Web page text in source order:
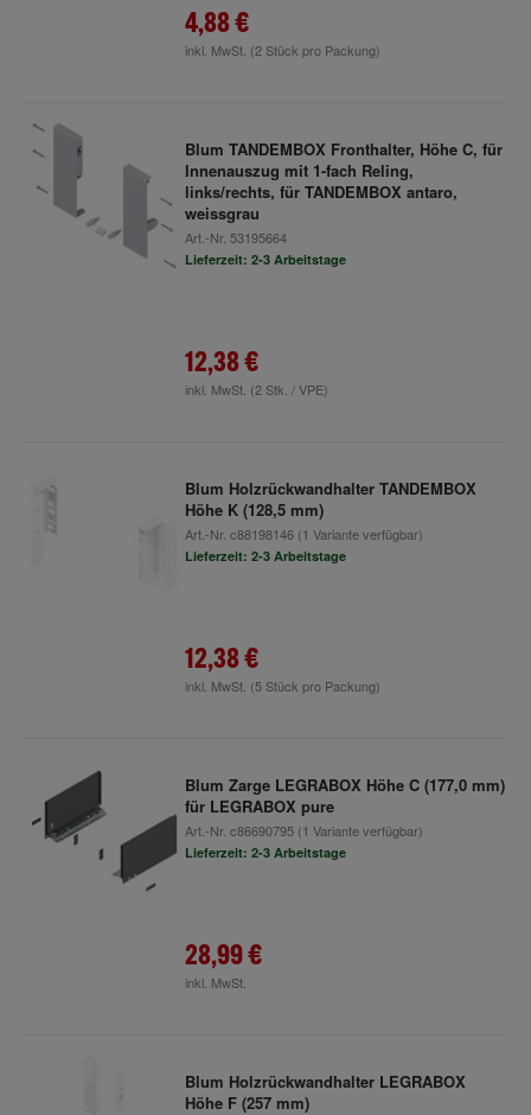
4,88 €
inkl. MwSt. (2 Stück pro Packung)
Blum TANDEMBOX Fronthalter, Höhe C, für
Innenauszug mit 1-fach Reling,
links/rechts, für TANDEMBOX antaro,
weissgrau
Art.-Nr. 53195664
Lieferzeit: 2-3 Arbeitstage
12,38 €
inkl. MwSt. (2 Stk. / VPE)
Blum Holzrückwandhalter TANDEMBOX
Höhe K (128,5 mm)
Art.-Nr. c88198146(1 Variante verfügbar)
Lieferzeit: 2-3 Arbeitstage
12,38 €
inkl. MwSt. (5 Stück pro Packung)
Blum Zarge LEGRABOX Höhe C (177,0 mm)
für LEGRABOX pure
Art.-Nr. c86690795(1 Variante verfügbar)
Lieferzeit: 2-3 Arbeitstage
28,99 €
inkl. MwSt.
Blum Holzrückwandhalter LEGRABOX
Höhe F (257 mm)